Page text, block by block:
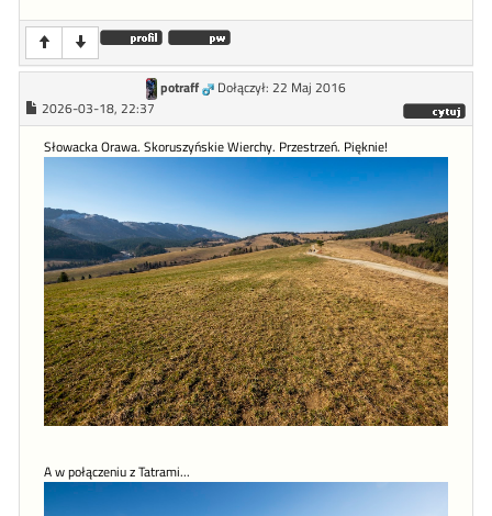
potraff
Dołączył: 22 Maj 2016
2026-03-18, 22:37
Słowacka Orawa. Skoruszyńskie Wierchy. Przestrzeń. Pięknie!
A w połączeniu z Tatrami...